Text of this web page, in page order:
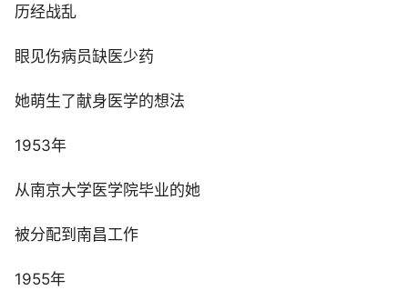
历经战乱
眼见伤病员缺医少药
她萌生了献身医学的想法
1953年
从南京大学医学院毕业的她
被分配到南昌工作
1955年